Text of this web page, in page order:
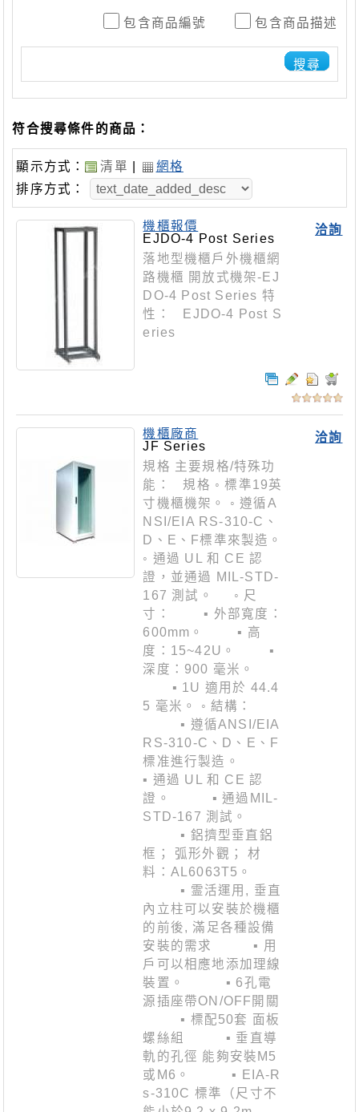
包含商品編號 包含商品描述
搜尋
符合搜尋條件的商品：
顯示方式： 清單
網格
排序方式：
洽詢
機櫃報價
EJDO-4 Post Series
落地型機櫃戶外機櫃網
路機櫃 開放式機架-EJ
DO-4 Post Series 特
性： EJDO-4 Post S
eries
洽詢
機櫃廠商
JF Series
規格 主要規格/特殊功
能： 規格 ◦ 標準19英
寸機櫃機架。 ◦ 遵循A
NSI/EIA RS-310-C、
D、E、F標準來製造。
◦ 通過 UL 和 CE 認
證，並通過 MIL-STD-
167 測試。 ◦ 尺
寸： ▪ 外部寬度：
600mm。 ▪ 高
度：15~42U。 ▪
深度：900 毫米。
▪ 1U 適用於 44.4
5 毫米。 ◦ 結構：
▪ 遵循ANSI/EIA
RS-310-C、D、E、F
標准進行製造。
▪ 通過 UL 和 CE 認
證。 ▪ 通過MIL-
STD-167 測試。
▪ 鋁擠型垂直鋁
框； 弧形外觀； 材
料：AL6063T5。
▪ 霊活運用, 垂直
內立柱可以安裝於機櫃
的前後, 滿足各種設備
安裝的需求 ▪ 用
戶可以相應地添加理線
裝置。 ▪ 6孔電
源插座帶ON/OFF開關
▪ 標配50套 面板
螺絲組 ▪ 垂直導
軌的孔徑 能夠安裝M5
或M6。 ▪ EIA-R
s-310C 標準（尺寸不